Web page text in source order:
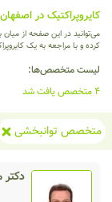
کایروپراکتیک در اصفهان
می‌توانید در این صفحه از
کرده و با مراجعه به یک
لیست متخصص‌ها:
4 متخصص یافت شد
متخصص توانبخشی
دکتر